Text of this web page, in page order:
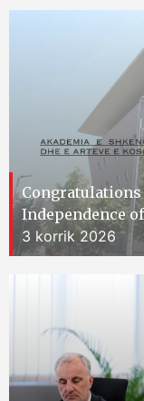
Independence
3 korrik 2026